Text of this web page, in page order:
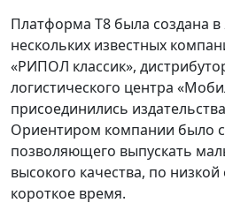
Платформа Т8 была создана в
нескольких известных
«РИПОЛ классик»,
логистического центра
присоединились
Ориентиром компании было
позволяющего выпускать
высокого качества, по
короткое время.